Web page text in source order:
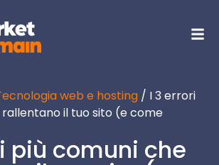
web e hosting / I 3 errori
il tuo sito (e come
più comuni che